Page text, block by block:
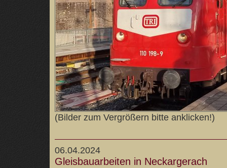
(Bilder zum Vergrößern bitte anklicken!)
06.04.2024
Gleisbauarbeiten in Neckargerach